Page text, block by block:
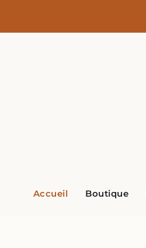
Accueil Boutique